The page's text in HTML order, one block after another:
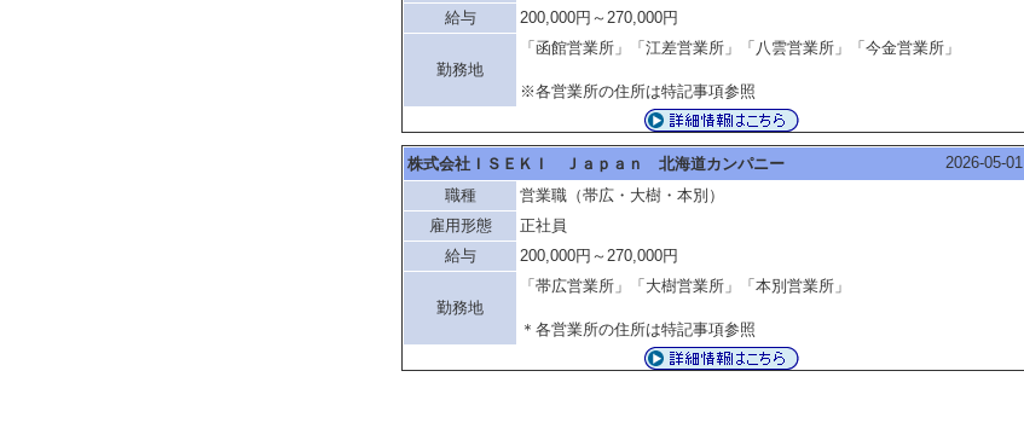
給与
200,000円～270,000円
勤務地
「函館営業所」「江差営業所」「八雲営業所」「今金営業所」
※各営業所の住所は特記事項参照
株式会社ＩＳＥＫＩ Ｊａｐａｎ 北海道カンパニー
2026-05-01
職種
営業職（帯広・大樹・本別）
雇用形態
正社員
給与
200,000円～270,000円
勤務地
「帯広営業所」「大樹営業所」「本別営業所」
＊各営業所の住所は特記事項参照